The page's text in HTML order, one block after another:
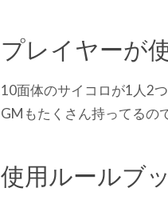
プレイヤーが
10面体のサイコロが1人2
GMもたくさん持ってるの
使用ルールブ